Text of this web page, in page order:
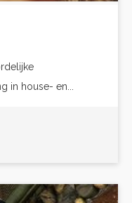
in house- en...